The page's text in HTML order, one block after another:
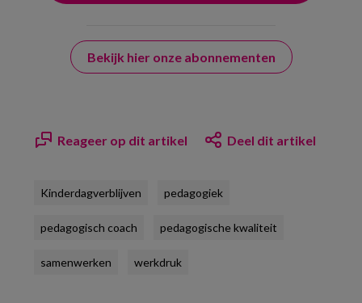
Bekijk hier onze abonnementen
Reageer op dit artikel Deel dit artikel
Kinderdagverblijven pedagogiek
pedagogisch coach pedagogische kwaliteit
samenwerken werkdruk